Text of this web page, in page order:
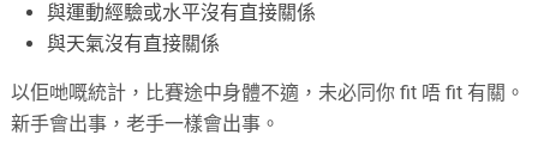
與運動經驗或水平沒有直接關係
與天氣沒有直接關係
以佢哋嘅統計，比賽途中身體不適，未必同你 fit 唔 fit 有關。
新手會出事，老手一樣會出事。